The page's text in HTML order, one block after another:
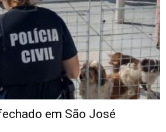
em São José